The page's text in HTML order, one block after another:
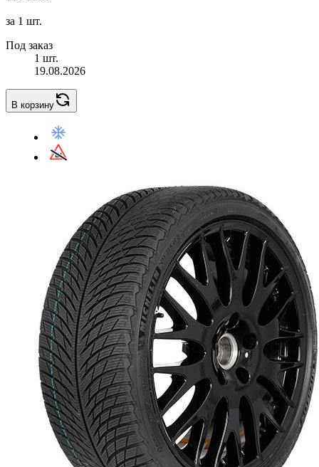
за 1 шт.
Под заказ
1 шт.
19.08.2026
В корзину